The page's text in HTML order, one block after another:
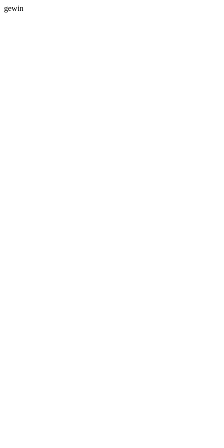
gewin